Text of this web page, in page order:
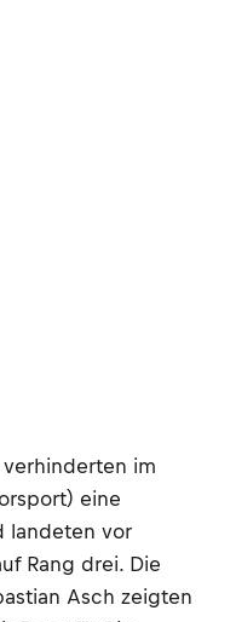
im
eine
landeten vor
Rang drei. Die
Asch zeigten